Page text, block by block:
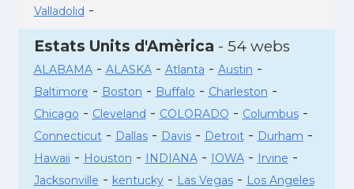
Valladolid -
Estats Units d'Amèrica - 54 webs
ALABAMA- ALASKA- Atlanta - Austin -
Baltimore - Boston - Buffalo - Charleston -
Chicago - Cleveland - COLORADO - Columbus-
Connecticut- Dallas- Davis- Detroit- Durham -
Hawaii - Houston - INDIANA- IOWA- Irvine -
Jacksonville - kentucky- Las Vegas- Los Angeles